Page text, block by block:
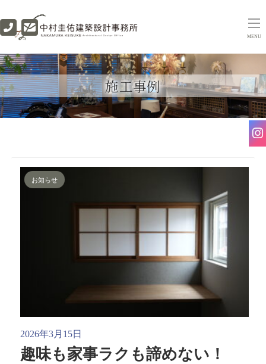
MENU
施工事例
お知らせ
2026年3月15日
趣味も家事ラクも諦めない！